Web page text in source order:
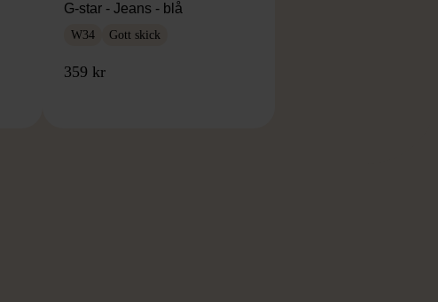
G-star - Jeans - blå
W34 Gott skick
359 kr